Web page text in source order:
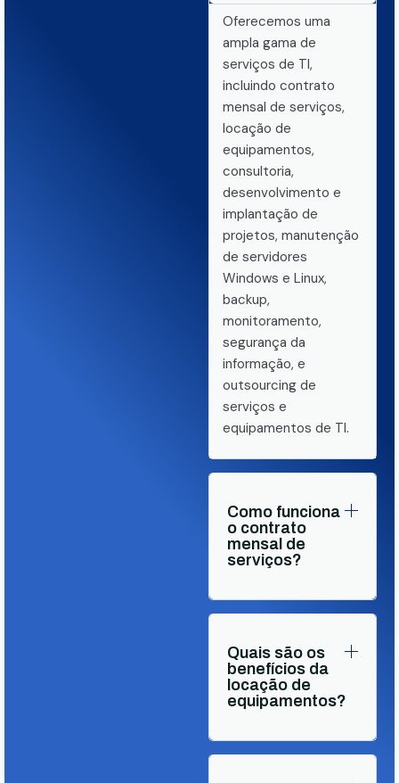
Oferecemos uma
ampla gama de
serviços de TI,
incluindo contrato
mensal de serviços,
locação de
equipamentos,
consultoria,
desenvolvimento e
implantação de
projetos, manutenção
de servidores
Windows e Linux,
backup,
monitoramento,
segurança da
informação, e
outsourcing de
serviços e
equipamentos de TI.
Como funciona
o contrato
mensal de
serviços?
Quais são os
benefícios da
locação de
equipamentos?